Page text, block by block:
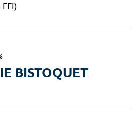
BISTOQUET